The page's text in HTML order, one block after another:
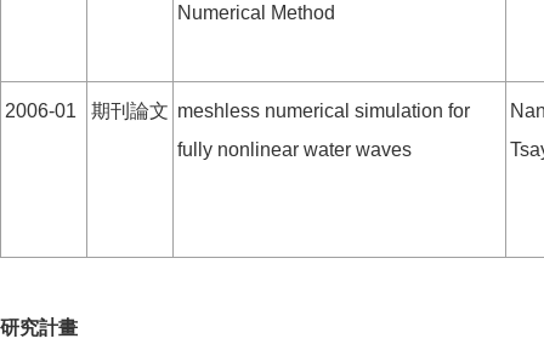
Numerical Method
2006-01 期刊論文 meshless numerical simulation for
fully nonlinear water waves
研究計畫